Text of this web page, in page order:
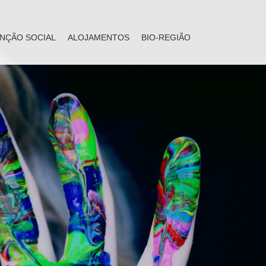
SOCIAL ALOJAMENTOS BIO-REGIÃO